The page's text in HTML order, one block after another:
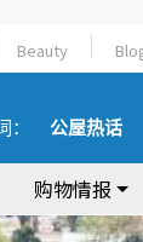
Beauty
： 公屋热话
购物情报